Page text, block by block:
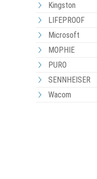
Kingston
LIFEPROOF
Microsoft
MOPHIE
PURO
SENNHEISER
Wacom